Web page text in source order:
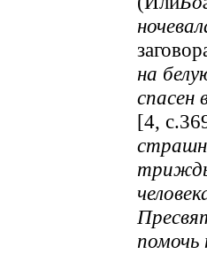
на
спасен
[4,
помочь